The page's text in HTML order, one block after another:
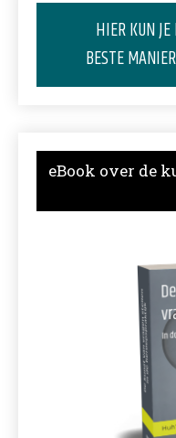
HIER KUN
BESTE
eBook over de